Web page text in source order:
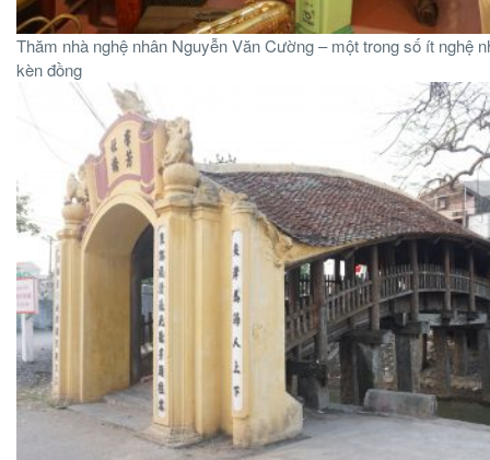
Thăm nhà nghệ nhân Nguyễn Văn Cường – một trong số ít nghệ
kèn đồng